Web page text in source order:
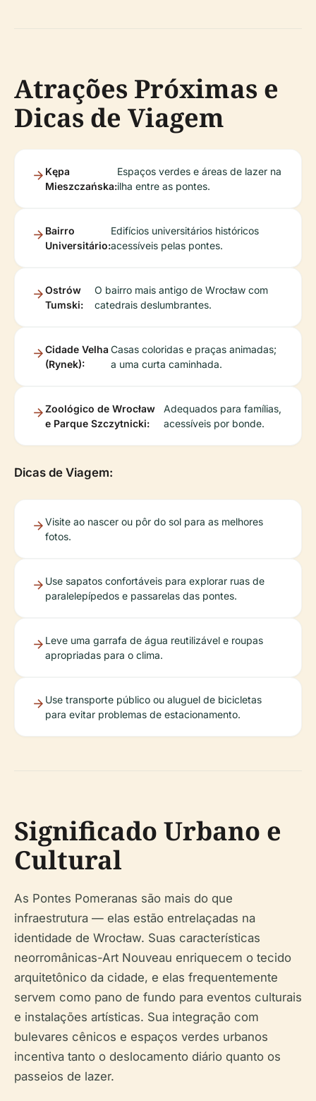
Atrações Próximas e
Dicas de Viagem
Kępa
Mieszczańska:
Espaços verdes e áreas de lazer na
ilha entre as pontes.
Bairro
Universitário:
Edifícios universitários históricos
acessíveis pelas pontes.
Ostrów
Tumski:
O bairro mais antigo de Wrocław com
catedrais deslumbrantes.
Cidade Velha
(Rynek):
Casas coloridas e praças animadas;
a uma curta caminhada.
Zoológico de Wrocław
e Parque Szczytnicki:
Adequados para famílias,
acessíveis por bonde.
Dicas de Viagem:
Visite ao nascer ou pôr do sol para as melhores
fotos.
Use sapatos confortáveis para explorar ruas de
paralelepípedos e passarelas das pontes.
Leve uma garrafa de água reutilizável e roupas
apropriadas para o clima.
Use transporte público ou aluguel de bicicletas
para evitar problemas de estacionamento.
Significado Urbano e
Cultural
As Pontes Pomeranas são mais do que
infraestrutura — elas estão entrelaçadas na
identidade de Wrocław. Suas características
neorromânicas-Art Nouveau enriquecem o tecido
arquitetônico da cidade, e elas frequentemente
servem como pano de fundo para eventos culturais
e instalações artísticas. Sua integração com
bulevares cênicos e espaços verdes urbanos
incentiva tanto o deslocamento diário quanto os
passeios de lazer.